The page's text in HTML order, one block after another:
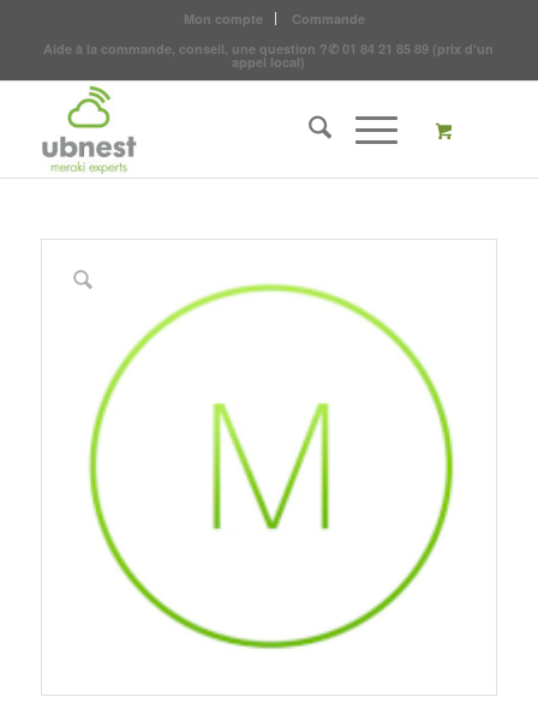
Mon compte
Commande
Aide à la commande, conseil, une question ?✆ 01 84 21 85 89 (prix d'un
appel local)